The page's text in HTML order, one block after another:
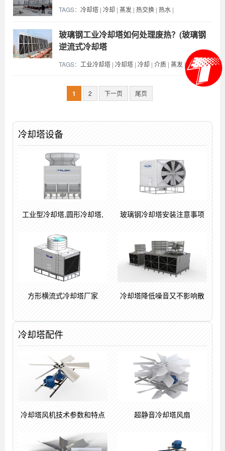
TAGS： 冷却塔 | 冷却 | 蒸发 | 热交换 | 热水 |
玻璃钢工业冷却塔如何处理废热？(玻璃钢
逆流式冷却塔
TAGS： 工业冷却塔 | 冷却塔 | 冷却 | 介质 | 蒸发 |
1 2 下一页 尾页
冷却塔设备
工业型冷却塔,圆形冷却塔, 玻璃钢冷却塔安装注意事项
方形横流式冷却塔厂家 冷却塔降低噪音又不影响散
冷却塔配件
冷却塔风机技术参数和特点 超静音冷却塔风扇